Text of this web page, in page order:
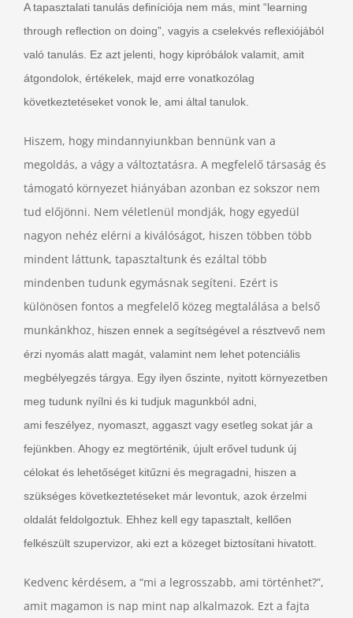
A tapasztalati tanulás definíciója nem más, mint “learning
through reflection on doing”, vagyis a cselekvés reflexiójából
való tanulás. Ez azt jelenti, hogy kipróbálok valamit, amit
átgondolok, értékelek, majd erre vonatkozólag
következtetéseket vonok le, ami által tanulok.
Hiszem, hogy mindannyiunkban bennünk van a
megoldás, a vágy a változtatásra. A megfelelő társaság és
támogató környezet hiányában azonban ez sokszor nem
tud előjönni. Nem véletlenül mondják, hogy egyedül
nagyon nehéz elérni a kiválóságot, hiszen többen több
mindent láttunk, tapasztaltunk és ezáltal több
mindenben tudunk egymásnak segíteni. Ezért is
különösen fontos a megfelelő közeg megtalálása a belső
munkánkhoz, hiszen ennek a segítségével a résztvevő nem
érzi nyomás alatt magát, valamint nem lehet potenciális
megbélyegzés tárgya. Egy ilyen őszinte, nyitott környezetben
meg tudunk nyílni és ki tudjuk magunkból adni,
ami feszélyez, nyomaszt, aggaszt vagy esetleg sokat jár a
fejünkben. Ahogy ez megtörténik, újult erővel tudunk új
célokat és lehetőséget kitűzni és megragadni, hiszen a
szükséges következtetéseket már levontuk, azok érzelmi
oldalát feldolgoztuk. Ehhez kell egy tapasztalt, kellően
felkészült szupervizor, aki ezt a közeget biztosítani hivatott.
Kedvenc kérdésem, a “mi a legrosszabb, ami történhet?”,
amit magamon is nap mint nap alkalmazok. Ezt a fajta